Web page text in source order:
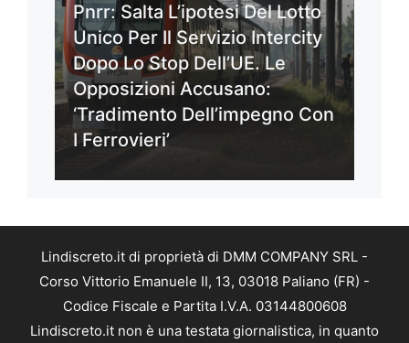
Pnrr: Salta L’ipotesi Del Lotto
Unico Per Il Servizio Intercity
Dopo Lo Stop Dell’UE. Le
Opposizioni Accusano:
‘Tradimento Dell’impegno Con
I Ferrovieri’
Lindiscreto.it di proprietà di DMM COMPANY SRL -
Corso Vittorio Emanuele II, 13, 03018 Paliano (FR) -
Codice Fiscale e Partita I.V.A. 03144800608
Lindiscreto.it non è una testata giornalistica, in quanto